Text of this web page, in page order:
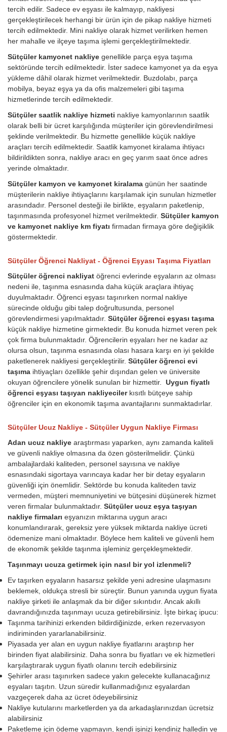
tercih edilir. Sadece ev eşyası ile kalmayıp, nakliyesi
gerçekleştirilecek herhangi bir ürün için de pikap nakliye hizmeti
tercih edilmektedir. Mini nakliye olarak hizmet verilirken hemen
her mahalle ve ilçeye taşıma işlemi gerçekleştirilmektedir.
Sütçüler kamyonet nakliye genellikle parça eşya taşıma
sektöründe tercih edilmektedir. İster sadece kamyonet ya da eşya
yükleme dâhil olarak hizmet verilmektedir. Buzdolabı, parça
mobilya, beyaz eşya ya da ofis malzemeleri gibi taşıma
hizmetlerinde tercih edilmektedir.
Sütçüler saatlik nakliye hizmeti nakliye kamyonlarının saatlik
olarak belli bir ücret karşılığında müşteriler için görevlendirilmesi
şeklinde verilmektedir. Bu hizmette genellikle küçük nakliye
araçları tercih edilmektedir. Saatlik kamyonet kiralama ihtiyacı
bildirildikten sonra, nakliye aracı en geç yarım saat önce adres
yerinde olmaktadır.
Sütçüler kamyon ve kamyonet kiralama günün her saatinde
müşterilerin nakliye ihtiyaçlarını karşılamak için sunulan hizmetler
arasındadır. Personel desteği ile birlikte, eşyaların paketlenip,
taşınmasında profesyonel hizmet verilmektedir. Sütçüler kamyon
ve kamyonet nakliye km fiyatı firmadan firmaya göre değişiklik
göstermektedir.
Sütçüler Öğrenci Nakliyat - Öğrenci Eşyası Taşıma Fiyatları
Sütçüler öğrenci nakliyat öğrenci evlerinde eşyaların az olması
nedeni ile, taşınma esnasında daha küçük araçlara ihtiyaç
duyulmaktadır. Öğrenci eşyası taşınırken normal nakliye
sürecinde olduğu gibi talep doğrultusunda, personel
görevlendirmesi yapılmaktadır. Sütçüler öğrenci eşyası taşıma
küçük nakliye hizmetine girmektedir. Bu konuda hizmet veren pek
çok firma bulunmaktadır. Öğrencilerin eşyaları her ne kadar az
olursa olsun, taşınma esnasında olası hasara karşı en iyi şekilde
paketlenerek nakliyesi gerçekleştirilir. Sütçüler öğrenci evi
taşıma ihtiyaçları özellikle şehir dışından gelen ve üniversite
okuyan öğrencilere yönelik sunulan bir hizmettir. Uygun fiyatlı
öğrenci eşyası taşıyan nakliyeciler kısıtlı bütçeye sahip
öğrenciler için en ekonomik taşıma avantajlarını sunmaktadırlar.
Sütçüler Ucuz Nakliye - Sütçüler Uygun Nakliye Firması
Adan ucuz nakliye araştırması yaparken, aynı zamanda kaliteli
ve güvenli nakliye olmasına da özen gösterilmelidir. Çünkü
ambalajlardaki kaliteden, personel sayısına ve nakliye
esnasındaki sigortaya varıncaya kadar her bir detay eşyaların
güvenliği için önemlidir. Sektörde bu konuda kaliteden taviz
vermeden, müşteri memnuniyetini ve bütçesini düşünerek hizmet
veren firmalar bulunmaktadır. Sütçüler ucuz eşya taşıyan
nakliye firmaları eşyanızın miktarına uygun aracı
konumlandırarak, gereksiz yere yüksek miktarda nakliye ücreti
ödemenize mani olmaktadır. Böylece hem kaliteli ve güvenli hem
de ekonomik şekilde taşınma işleminiz gerçekleşmektedir.
Taşınmayı ucuza getirmek için nasıl bir yol izlenmeli?
Ev taşırken eşyaların hasarsız şekilde yeni adresine ulaşmasını
beklemek, oldukça stresli bir süreçtir. Bunun yanında uygun fiyata
nakliye şirketi ile anlaşmak da bir diğer sıkıntıdır. Ancak akıllı
davrandığınızda taşınmayı ucuza getirebilirsiniz. İşte birkaç ipucu:
Taşınma tarihinizi erkenden bildirdiğinizde, erken rezervasyon
indiriminden yararlanabilirsiniz.
Piyasada yer alan en uygun nakliye fiyatlarını araştırıp her
birinden fiyat alabilirsiniz. Daha sonra bu fiyatları ve ek hizmetleri
karşılaştırarak uygun fiyatlı olanını tercih edebilirsiniz
Şehirler arası taşınırken sadece yakın gelecekte kullanacağınız
eşyaları taşıtın. Uzun süredir kullanmadığınız eşyalardan
vazgeçerek daha az ücret ödeyebilirsiniz
Nakliye kutularını marketlerden ya da arkadaşlarınızdan ücretsiz
alabilirsiniz
Paketleme için ödeme yapmayın, kendi işinizi kendiniz halledin ve